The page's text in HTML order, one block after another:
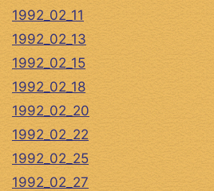
1992_02_11
1992_02_13
1992_02_15
1992_02_18
1992_02_20
1992_02_22
1992_02_25
1992_02_27